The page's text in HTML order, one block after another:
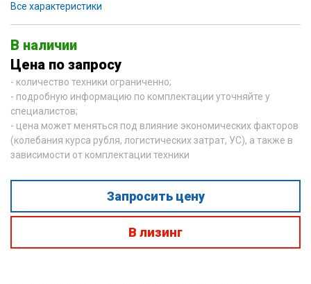
Все характеристики
В наличии
Цена по запросу
- количество техники ограниченно;
- подробную информацию по комплектации уточняйте у
специалистов;
- цена может меняться под влияние экономических факторов
(колебания курса рубля, логистических затрат, УС), а также в
зависимости от комплектации техники
Запросить цену
В лизинг